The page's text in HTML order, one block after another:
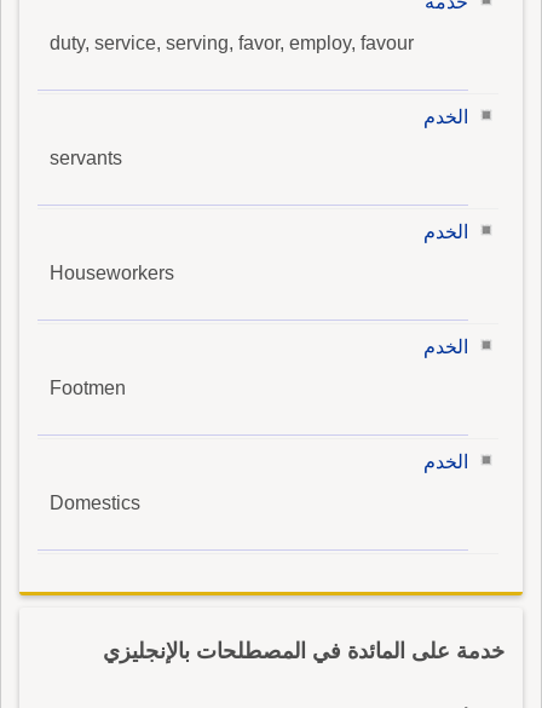
duty, service, serving, favor, employ, favour
الخدم
servants
الخدم
Houseworkers
الخدم
Footmen
الخدم
Domestics
خدمة على المائدة في المصطلحات بالإنجليزي